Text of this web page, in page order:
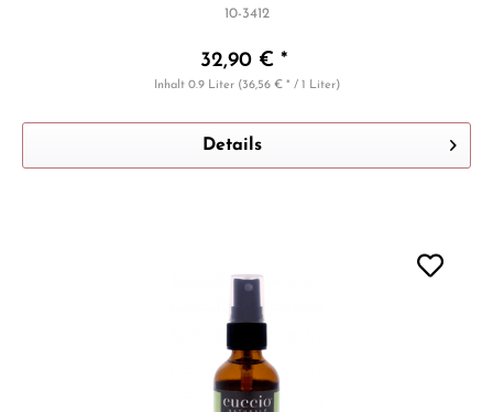
10-3412
32,90 € *
Inhalt 0.9 Liter (36,56 € * / 1 Liter)
Details